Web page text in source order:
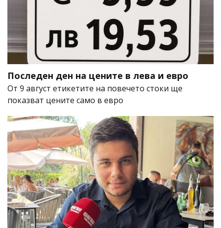
Последен ден на цените в лева и евро
От 9 август етикетите на повечето стоки ще
показват цените само в евро